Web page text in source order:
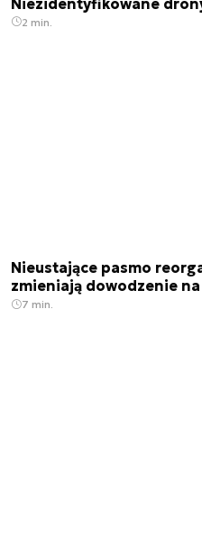
2 min.
Nieustające pasmo
zmieniają dowodzenie na
7 min.